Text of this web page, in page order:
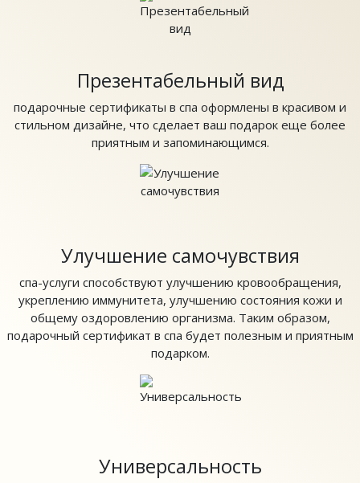
Презентабельный вид
подарочные сертификаты в спа оформлены в красивом и
стильном дизайне, что сделает ваш подарок еще более
приятным и запоминающимся.
Улучшение самочувствия
спа-услуги способствуют улучшению кровообращения,
укреплению иммунитета, улучшению состояния кожи и
общему оздоровлению организма. Таким образом,
подарочный сертификат в спа будет полезным и приятным
подарком.
Универсальность